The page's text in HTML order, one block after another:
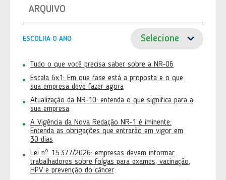
ARQUIVO
ESCOLHA O ANO
Tudo o que você precisa saber sobre a NR-06
Escala 6x1: Em que fase está a proposta e o que
sua empresa deve fazer agora
Atualização da NR-10: entenda o que significa para a
sua empresa
A Vigência da Nova Redação NR-1 é iminente:
Entenda as obrigações que entrarão em vigor em
30 dias
Lei nº 15.377/2026: empresas devem informar
trabalhadores sobre folgas para exames, vacinação,
HPV e prevenção do câncer